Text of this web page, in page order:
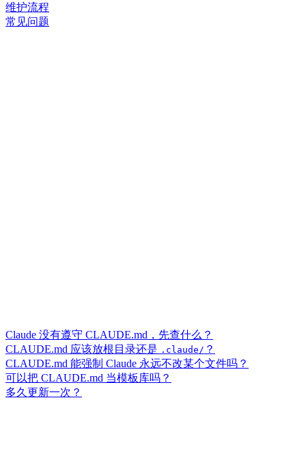
维护流程
常见问题
Claude 没有遵守 CLAUDE.md，先查什么？
CLAUDE.md 应该放根目录还是 .claude/ ？
CLAUDE.md 能强制 Claude 永远不改某个文件吗？
可以把 CLAUDE.md 当模板库吗？
多久更新一次？